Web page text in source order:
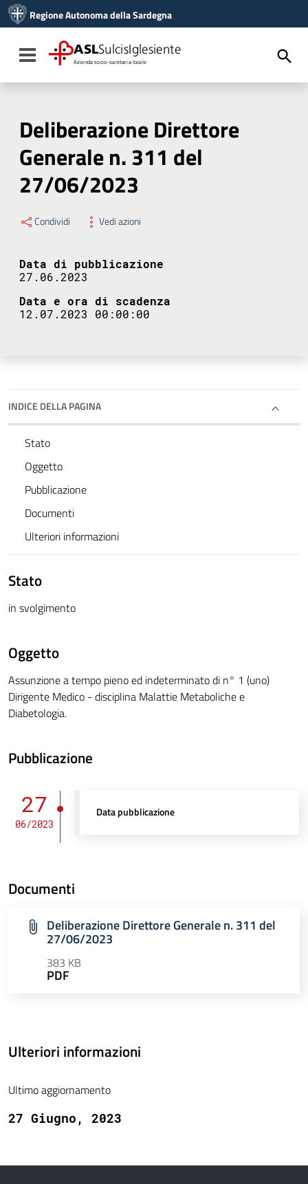
Vai al menu di navigazione
Vai al footer
Regione Autonoma della Sardegna
Toggle navigation
ASLSulcisIglesiente
Azienda socio-sanitaria locale
Deliberazione Direttore
Generale n. 311 del
27/06/2023
Condividi Vedi azioni
Data di pubblicazione
27.06.2023
Data e ora di scadenza
12.07.2023 00:00:00
INDICE DELLA PAGINA
Stato
Oggetto
Pubblicazione
Documenti
Ulteriori informazioni
Stato
in svolgimento
Oggetto
Assunzione a tempo pieno ed indeterminato di n° 1 (uno)
Dirigente Medico - disciplina Malattie Metaboliche e
Diabetologia.
Pubblicazione
27
06/2023
Data pubblicazione
Documenti
Deliberazione Direttore Generale n. 311 del
27/06/2023
383 KB
PDF
Ulteriori informazioni
Ultimo aggiornamento
27 Giugno, 2023